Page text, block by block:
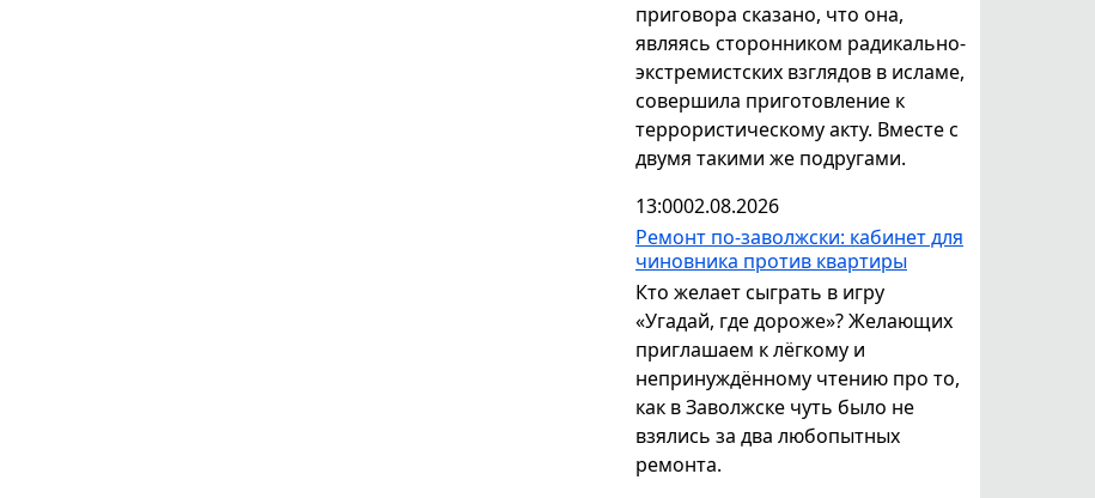
приговора сказано, что она,
являясь сторонником радикально-
экстремистских взглядов в исламе,
совершила приготовление к
террористическому акту. Вместе с
двумя такими же подругами.
13:0002.08.2026
Ремонт по-заволжски: кабинет для
чиновника против квартиры
Кто желает сыграть в игру
«Угадай, где дороже»? Желающих
приглашаем к лёгкому и
непринуждённому чтению про то,
как в Заволжске чуть было не
взялись за два любопытных
ремонта.